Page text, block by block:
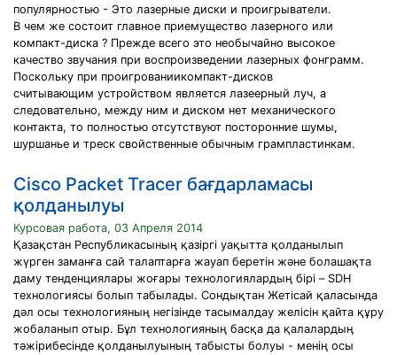
популярностью - Это лазерные диски и проигрыватели.
В чем же состоит главное приемущество лазерного или
компакт-диска ? Прежде всего это необычайно высокое
качество звучания при воспроизведении лазерных фонграмм.
Поскольку при проигрованиикомпакт-дисков
считывающим устройством является лазеерный луч, а
следовательно, между ним и диском нет механического
контакта, то полностью отсутствуют посторонние шумы,
шуршанье и треск свойственные обычным грампластинкам.
Cisco Packet Tracer бағдарламасы
қолданылуы
Курсовая работа, 03 Апреля 2014
Қазақстан Республикасының қазіргі уақытта қолданылып
жүрген заманға сай талаптарға жауап беретін және болашақта
даму тенденциялары жоғары технологиялардың бірі – SDH
технологиясы болып табылады. Сондықтан Жетісай қаласында
дәл осы технологияның негізінде тасымалдау желісін қайта құру
жобаланып отыр. Бұл технологияның басқа да қалалардың
тәжірибесінде қолданылуының табысты болуы - менің осы